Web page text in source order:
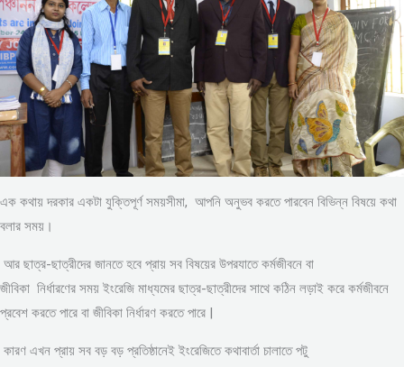
এক কথায় দরকার একটা যুক্তিপূর্ণ সময়সীমা, আপনি অনুভব করতে পারবেন বিভিন্ন বিষয়ে কথা
বলার সময়।
আর ছাত্র-ছাত্রীদের জানতে হবে প্রায় সব বিষয়ের উপরযাতে কর্মজীবনে বা
জীবিকা নির্ধারণের সময় ইংরেজি মাধ্যমের ছাত্র-ছাত্রীদের সাথে কঠিন লড়াই করে কর্মজীবনে
প্রবেশ করতে পারে বা জীবিকা নির্ধারণ করতে পারে |
কারণ এখন প্রায় সব বড় বড় প্রতিষ্ঠানেই ইংরেজিতে কথাবার্তা চালাতে পটু